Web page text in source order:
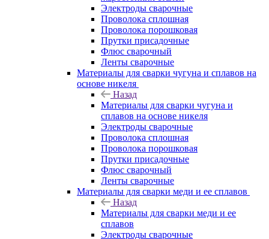
Электроды сварочные
Проволока сплошная
Проволока порошковая
Прутки присадочные
Флюс сварочный
Ленты сварочные
Материалы для сварки чугуна и сплавов на
основе никеля
Назад
Материалы для сварки чугуна и
сплавов на основе никеля
Электроды сварочные
Проволока сплошная
Проволока порошковая
Прутки присадочные
Флюс сварочный
Ленты сварочные
Материалы для сварки меди и ее сплавов
Назад
Материалы для сварки меди и ее
сплавов
Электроды сварочные